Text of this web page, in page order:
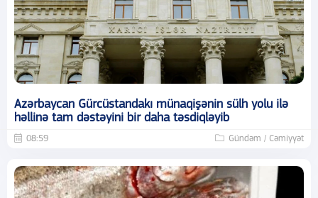
Azərbaycan Gürcüstandakı münaqişənin sülh yolu ilə
həllinə tam dəstəyini bir daha təsdiqləyib
08:59 Gündəm / Cəmiyyət